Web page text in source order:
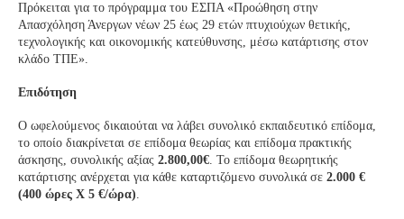
Πρόκειται για το πρόγραμμα του ΕΣΠΑ «Προώθηση στην
Απασχόληση Άνεργων νέων 25 έως 29 ετών πτυχιούχων θετικής,
τεχνολογικής και οικονομικής κατεύθυνσης, μέσω κατάρτισης στον
κλάδο ΤΠΕ».
Επιδότηση
Ο ωφελούμενος δικαιούται να λάβει συνολικό εκπαιδευτικό επίδομα,
το οποίο διακρίνεται σε επίδομα θεωρίας και επίδομα πρακτικής
άσκησης, συνολικής αξίας 2.800,00€. Το επίδομα θεωρητικής
κατάρτισης ανέρχεται για κάθε καταρτιζόμενο συνολικά σε 2.000 €
(400 ώρες X 5 €/ώρα).